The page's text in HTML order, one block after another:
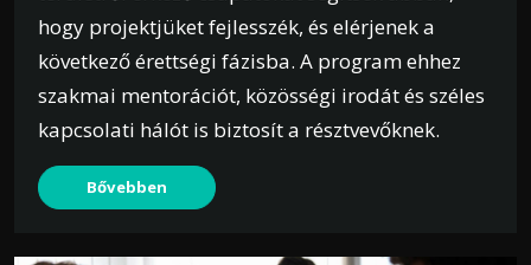
hogy projektjüket fejlesszék, és elérjenek a
következő érettségi fázisba. A program ehhez
szakmai mentorációt, közösségi irodát és széles
kapcsolati hálót is biztosít a résztvevőknek.
Bővebben